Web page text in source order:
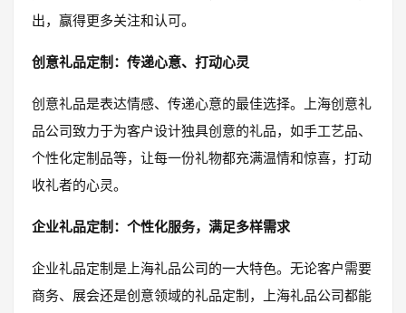
出，赢得更多关注和认可。
创意礼品定制：传递心意、打动心灵
创意礼品是表达情感、传递心意的最佳选择。上海创意礼
品公司致力于为客户设计独具创意的礼品，如手工艺品、
个性化定制品等，让每一份礼物都充满温情和惊喜，打动
收礼者的心灵。
企业礼品定制：个性化服务，满足多样需求
企业礼品定制是上海礼品公司的一大特色。无论客户需要
商务、展会还是创意领域的礼品定制，上海礼品公司都能